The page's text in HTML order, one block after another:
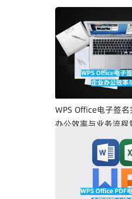
WPS Office电子签
办公效率与业务流程